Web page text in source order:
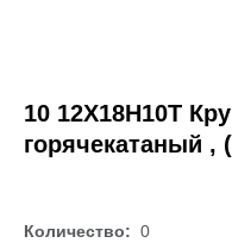
10 12Х18Н10Т
горячекатаный ,
Количество: 0